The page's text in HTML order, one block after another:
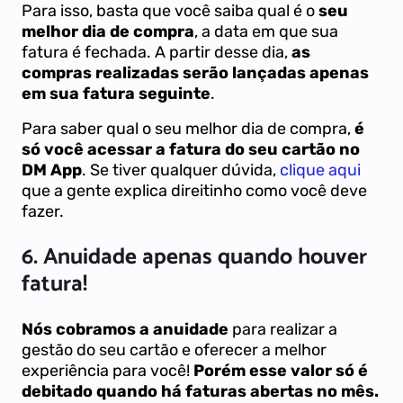
Para isso, basta que você saiba qual é oseu
melhor dia de compra, a data em que sua
fatura é fechada. A partir desse dia,as
compras realizadas serão lançadas apenas
em sua fatura seguinte.
Para saber qual o seu melhor dia de compra,é
só você acessar a fatura do seu cartão no
DM App. Se tiver qualquer dúvida, clique aqui
que a gente explica direitinho como você deve
fazer.
6. Anuidade apenas quando houver
fatura!
Nós cobramos a anuidade para realizar a
gestão do seu cartão e oferecer a melhor
experiência para você! Porém esse valor só é
debitado quando há faturas abertas no mês.